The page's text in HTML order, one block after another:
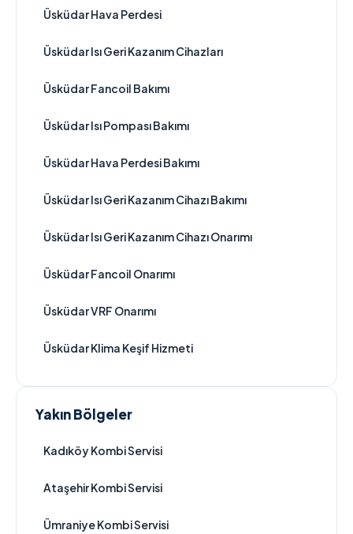
Üsküdar Hava Perdesi
Üsküdar Isı Geri Kazanım Cihazları
Üsküdar Fancoil Bakımı
Üsküdar Isı Pompası Bakımı
Üsküdar Hava Perdesi Bakımı
Üsküdar Isı Geri Kazanım Cihazı Bakımı
Üsküdar Isı Geri Kazanım Cihazı Onarımı
Üsküdar Fancoil Onarımı
Üsküdar VRF Onarımı
Üsküdar Klima Keşif Hizmeti
Yakın Bölgeler
Kadıköy Kombi Servisi
Ataşehir Kombi Servisi
Ümraniye Kombi Servisi